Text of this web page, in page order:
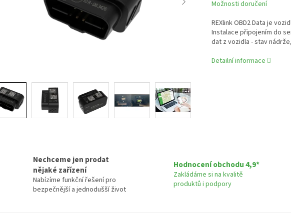
Možnosti doručení
REXlink OBD2 Data je
Instalace připojením do
dat z vozidla - stav
Detailní informace
Nechceme jen prodat
nějaké zařízení
Nabízíme funkční řešení pro
bezpečnější a jednodušší život
Hodnocení obchodu 4,9*
Zakládáme si na kvalitě
produktů i podpory